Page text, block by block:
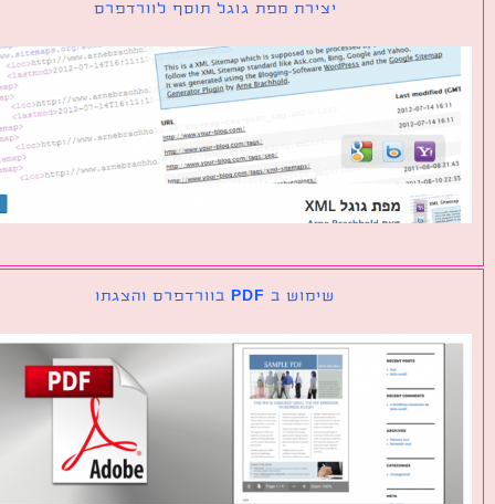
יצירת מפת גוגל תוסף לוורדפרס
שימוש ב PDF בוורדפרס והצגתו